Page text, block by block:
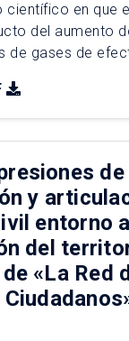
científico en que
del aumento
de gases de
muy importante
Región
la variabilidad en
escasez hídrica
de
y
entorno
del
«La Red